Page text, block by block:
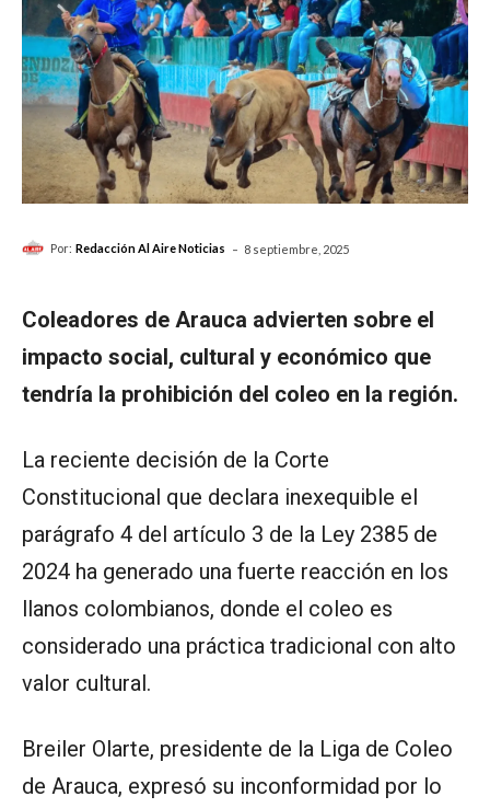
Por: Redacción Al Aire Noticias - 8 septiembre, 2025
Coleadores de Arauca advierten sobre el
impacto social, cultural y económico que
tendría la prohibición del coleo en la región.
La reciente decisión de la Corte
Constitucional que declara inexequible el
parágrafo 4 del artículo 3 de la Ley 2385 de
2024 ha generado una fuerte reacción en los
llanos colombianos, donde el coleo es
considerado una práctica tradicional con alto
valor cultural.
Breiler Olarte, presidente de la Liga de Coleo
de Arauca, expresó su inconformidad por lo